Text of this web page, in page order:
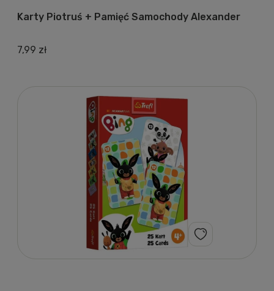
Karty Piotruś + Pamięć Samochody Alexander
7,99 zł